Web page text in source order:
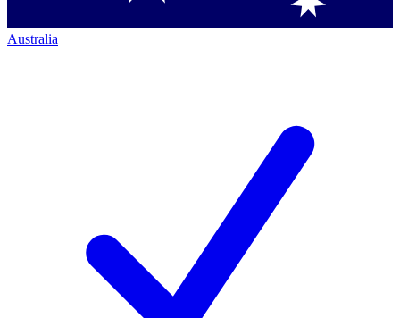
Australia